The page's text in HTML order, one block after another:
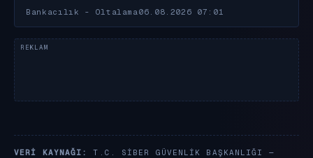
Bankacılık - Oltalama 06.08.2026 07:01
VERI KAYNAĞI:
T.C. SIBER GÜVENLIK BAŞKANLIĞI —